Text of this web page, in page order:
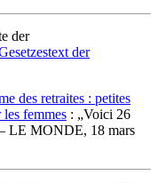
der
der
des retraites : petites
femmes : „Voici 26
LE MONDE, 18 mars